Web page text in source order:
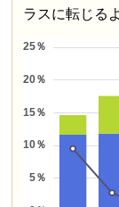
ラスに転じる